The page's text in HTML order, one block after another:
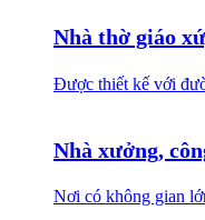
Nhà thờ giáo
Được thiết kế với
Nhà xưởng,
Nơi có không gian